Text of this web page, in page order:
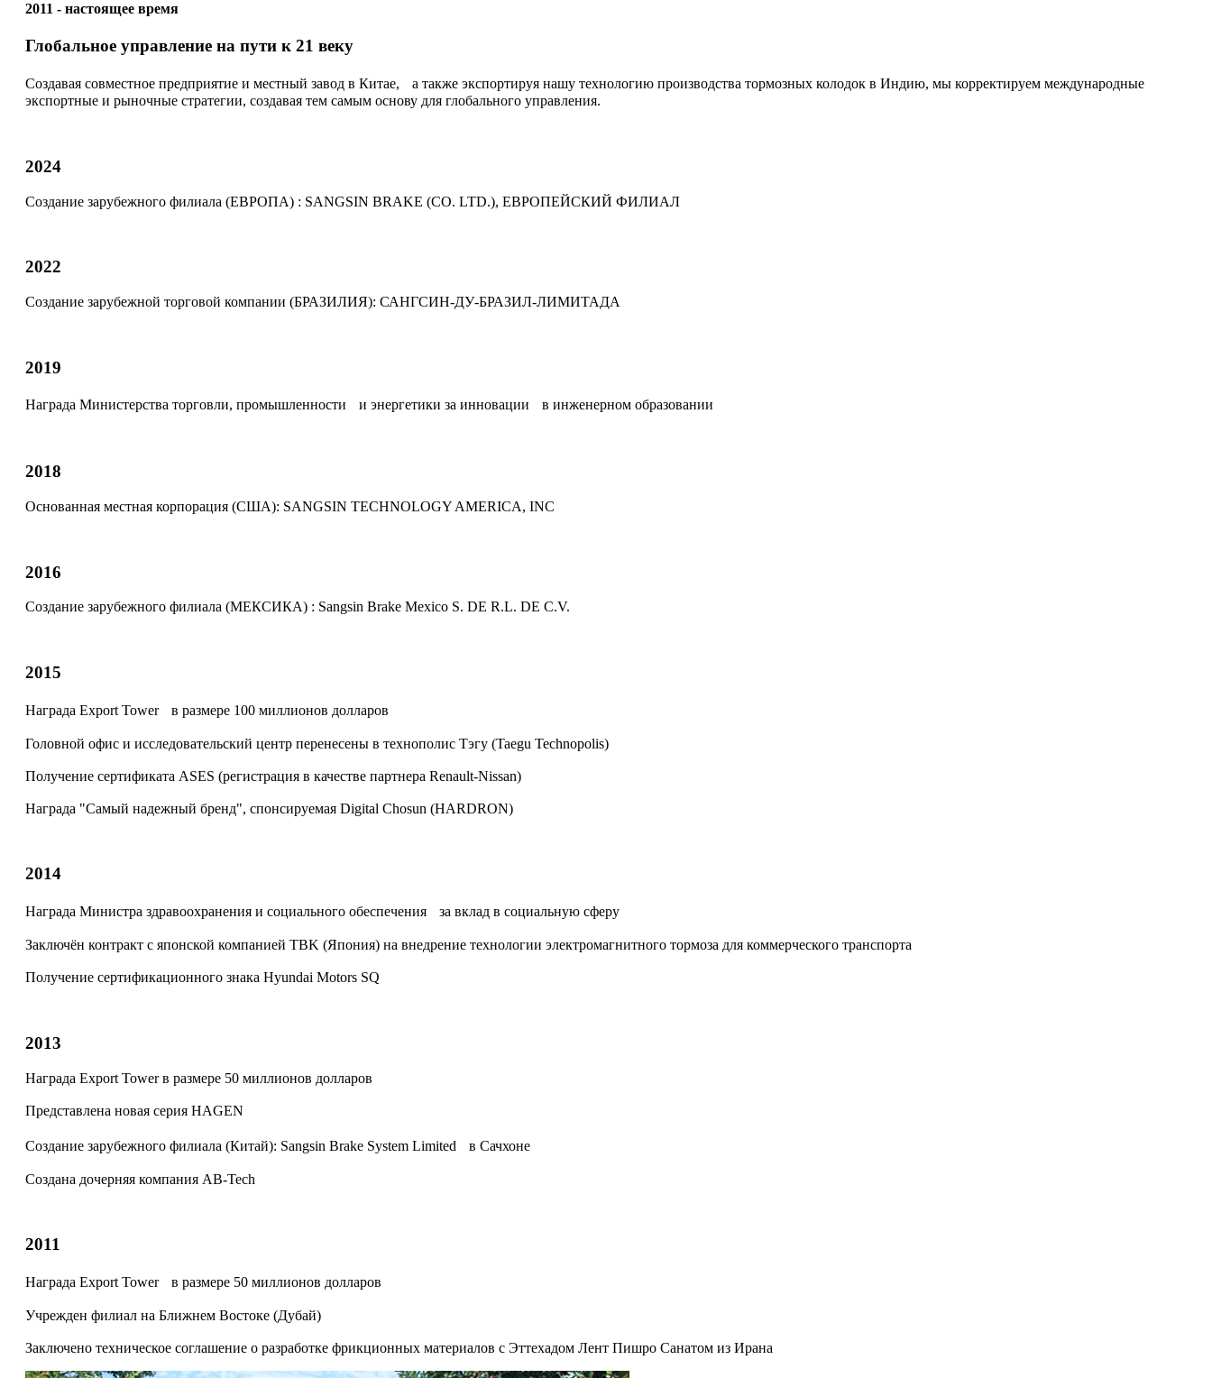
2011 - настоящее время
Глобальное управление на пути к 21 веку
Создавая совместное предприятие и местный завод в Китае, а также экспортируя нашу технологию производства тормозных колодок в Индию, мы корректируем международные
экспортные и рыночные стратегии, создавая тем самым основу для глобального управления.
2024
Создание зарубежного филиала (ЕВРОПА) : SANGSIN BRAKE (CO. LTD.), ЕВРОПЕЙСКИЙ ФИЛИАЛ
2022
Создание зарубежной торговой компании (БРАЗИЛИЯ): САНГСИН-ДУ-БРАЗИЛ-ЛИМИТАДА
2019
Награда Министерства торговли, промышленности и энергетики за инновации в инженерном образовании
2018
Основанная местная корпорация (США): SANGSIN TECHNOLOGY AMERICA, INC
2016
Создание зарубежного филиала (МЕКСИКА) : Sangsin Brake Mexico S. DE R.L. DE C.V.
2015
Награда Export Towerв размере 100 миллионов долларов
Головной офис и исследовательский центр перенесены в технополис Тэгу (Taegu Technopolis)
Получение сертификата ASES (регистрация в качестве партнера Renault-Nissan)
Награда "Самый надежный бренд", спонсируемая Digital Chosun (HARDRON)
2014
Награда Министра здравоохранения и социального обеспечения за вклад в социальную сферу
Заключён контракт с японской компанией TBK (Япония) на внедрение технологии электромагнитного тормоза для коммерческого транспорта
Получение сертификационного знака Hyundai Motors SQ
2013
Награда Export Towerв размере 50 миллионов долларов
Представлена новая серия HAGEN
Создание зарубежного филиала (Китай): Sangsin Brake System Limited в Сачхоне
Создана дочерняя компания AB-Tech
2011
Награда Export Towerв размере 50 миллионов долларов
Учрежден филиал на Ближнем Востоке (Дубай)
Заключено техническое соглашение о разработке фрикционных материалов с Эттехадом Лент Пишро Санатом из Ирана